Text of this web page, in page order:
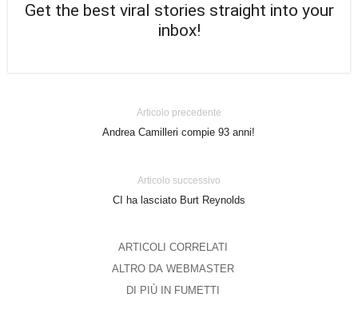
Get the best viral stories straight into your
inbox!
Articolo precedente
Andrea Camilleri compie 93 anni!
Articolo successivo
CI ha lasciato Burt Reynolds
ARTICOLI CORRELATI
ALTRO DA WEBMASTER
DI PIÙ IN FUMETTI